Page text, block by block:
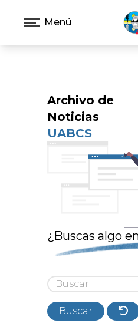
Menú
Archivo de
Noticias
UABCS
¿Buscas algo
Buscar